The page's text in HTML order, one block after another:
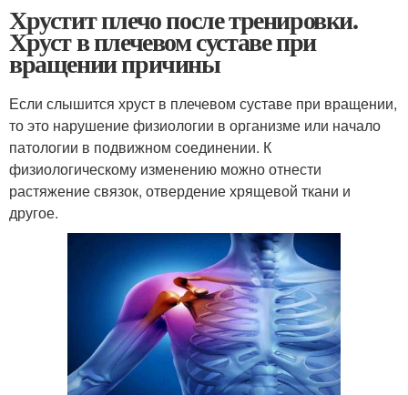
Хрустит плечо после тренировки.
Хруст в плечевом суставе при
вращении причины
Если слышится хруст в плечевом суставе при вращении,
то это нарушение физиологии в организме или начало
патологии в подвижном соединении. К
физиологическому изменению можно отнести
растяжение связок, отвердение хрящевой ткани и
другое.